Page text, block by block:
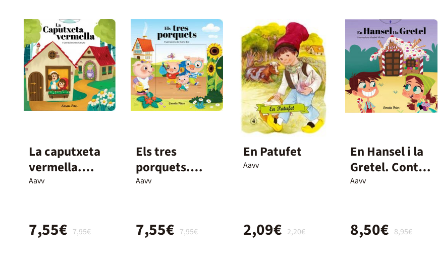
La caputxeta
vermella.
Conte amb
Aavv
7,95€
7,55€
Els tres
porquets.
Conte amb
Aavv
7,95€
7,55€
En Patufet
Aavv
2,20€
2,09€
En Hansel i la
Gretel. Conte
amb
Aavv
8,95€
8,50€